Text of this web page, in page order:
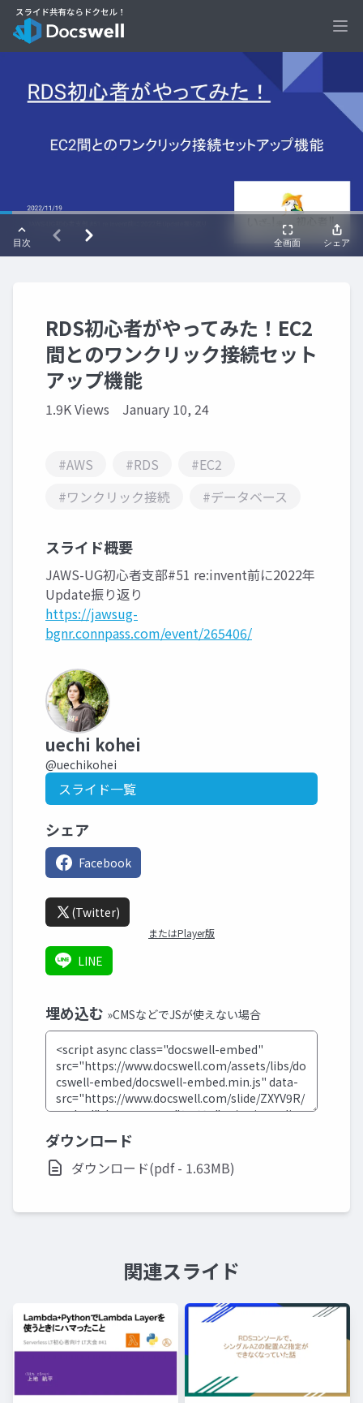
RDS初心者がやってみた！EC2
間とのワンクリック接続セット
アップ機能
1.9K Views January 10, 24
#AWS #RDS
#EC2
#ワンクリック接続
#データベース
スライド概要
JAWS-UG初心者支部#51 re:invent前に2022年
Update振り返り
https://jawsug-
bgnr.connpass.com/event/265406/
uechi kohei
@uechikohei
スライド一覧
シェア
Facebook
(Twitter)
またはPlayer版
LINE
埋め込む »CMSなどでJSが使えない場合
ダウンロード
ダウンロード(pdf - 1.63MB)
関連スライド